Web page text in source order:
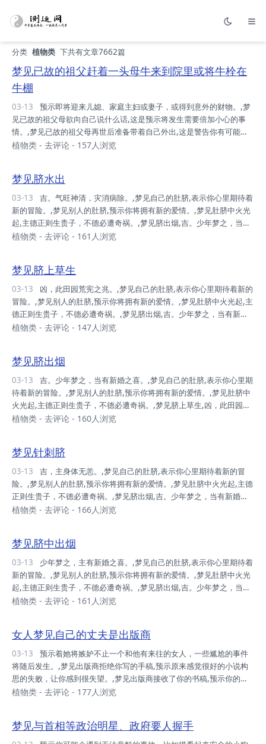
分类 植物类 下共有文章7662篇
梦见已故的祖父赶着一头母牛来到院里或将牛栓在
牛棚
03-13
见已故的祖父母欲向自己说什么话,这是预示将发生需要倍加小心的事
情。,梦见已故的祖父母再世后准备带着自己外出,这是警告你有可能由
于意外的事故或疾病而死亡，又或者面临严重的忧患。,梦见已故的祖父
子或领到屋外预示近期内孙子会死亡。,
植物类 - 去评论 - 157人浏览
梦见脐水出
03-13
新的冒险。,梦见别人的肚脐,预示你将拥有新的爱情。,梦见肚脐中火光
起,主德正则生贵子，不德必遭奇祸。,梦见脐出烟,吉。少年梦之，当有
新婚之喜。,梦见脐上草生,凶，此田园荒宪之兆。,梦见脐中出烟,少年梦
植物类 - 去评论 - 161人浏览
梦见脐上草生
03-13
冒险。,梦见别人的肚脐,预示你将拥有新的爱情。,梦见肚脐中火光起,主
德正则生贵子，不德必遭奇祸。,梦见脐出烟,吉。少年梦之，当有新婚
之喜。,梦见脐水出,吉。气旺神清，灾消病除。,梦见脐中出烟,少年梦
植物类 - 去评论 - 147人浏览
梦见脐出烟
03-13
待着新的冒险。,梦见别人的肚脐,预示你将拥有新的爱情。,梦见肚脐中
火光起,主德正则生贵子，不德必遭奇祸。,梦见脐上草生,凶，此田园荒
宪之兆。,梦见脐水出,吉。气旺神清，灾消病除。,梦见脐中出烟,少年梦
植物类 - 去评论 - 160人浏览
梦见针刺脐
03-13
险。,梦见别人的肚脐,预示你将拥有新的爱情。,梦见肚脐中火光起,主德
正则生贵子，不德必遭奇祸。,梦见脐出烟,吉。少年梦之，当有新婚之
喜。,梦见脐上草生,凶，此田园荒宪之兆。,梦见脐水出,吉。气旺神清，
植物类 - 去评论 - 166人浏览
梦见脐中出烟
03-13
新的冒险。,梦见别人的肚脐,预示你将拥有新的爱情。,梦见肚脐中火光
起,主德正则生贵子，不德必遭奇祸。,梦见脐出烟,吉。少年梦之，当有
新婚之喜。,梦见脐上草生,凶，此田园荒宪之兆。,梦见脐水出,吉。气旺
植物类 - 去评论 - 161人浏览
女人梦见自己的丈夫是出版商
03-13
将随后发生。,梦见出版商拒绝你写的手稿,预示原来感觉很好的小说构
思的失败，让你感到很失望。,梦见出版商接收了你的书稿,预示你的希
望都能变成现实，你将感到欣喜万分。如果出版商丢了手稿预示陌生人
植物类 - 去评论 - 177人浏览
梦见与首相等政治明星、政府要人握手